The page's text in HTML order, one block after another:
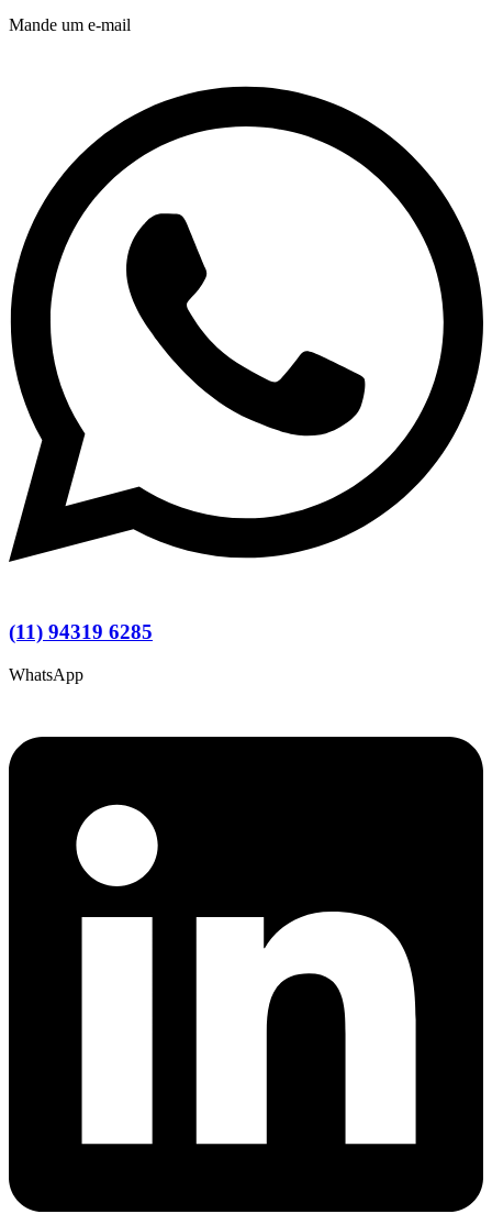
Mande um e-mail
(11) 94319 6285
WhatsApp